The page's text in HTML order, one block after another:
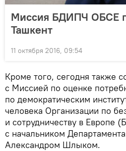
Миссия БДИПЧ ОБСЕ
Ташкент
11 октября 2016, 09:54
Кроме того, сегодня также
с Миссией по оценке
по демократическим
человека Организации по
и сотрудничеству в Европе
с начальником
Александром Шлыком.